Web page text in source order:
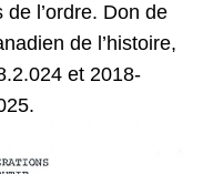
l’ordre. Don de
de l’histoire,
et 2018-